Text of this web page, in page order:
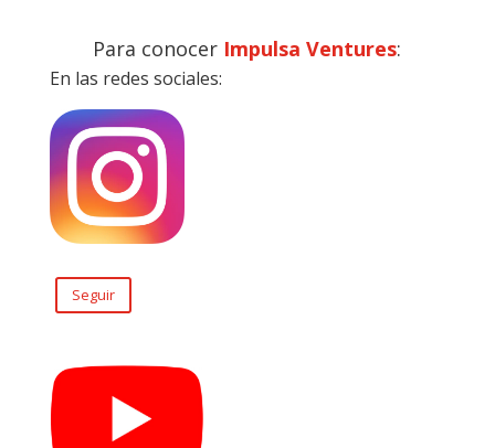
Para conocer Impulsa Ventures:
En las redes sociales:
Seguir